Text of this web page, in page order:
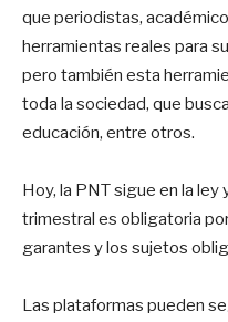
que periodistas,
herramientas reales para
pero también esta
toda la sociedad, que
educación, entre otros.
Hoy, la PNT sigue en la ley
trimestral es obligatoria
garantes y los sujetos
Las plataformas pueden